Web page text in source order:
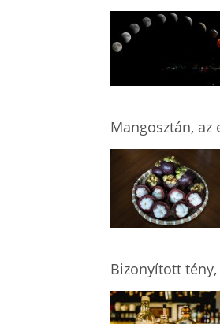
Mangosztán,
Bizonyított